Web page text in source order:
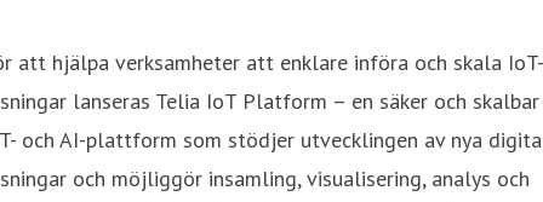
att hjälpa verksamheter att enklare införa och skala IoT-
lanseras Telia IoT Platform – en säker och skalbar
och AI-plattform som stödjer utvecklingen av nya
och möjliggör insamling, visualisering, analys och